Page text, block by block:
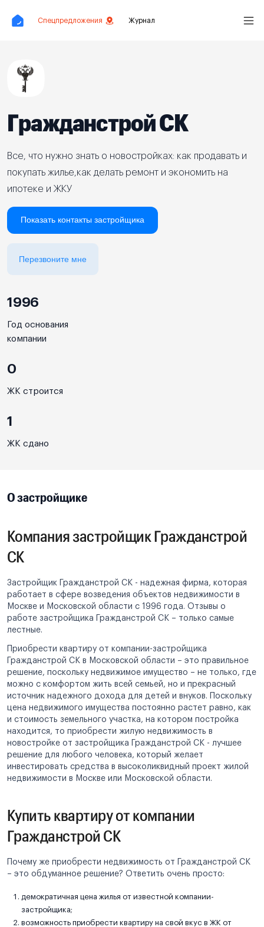
Спецпредложения Журнал
Гражданстрой СК
Все, что нужно знать о новостройках: как продавать и
покупать жилье,как делать ремонт и экономить на
ипотеке и ЖКУ
Показать контакты застройщика
Перезвоните мне
1996
Год основания
компании
0
ЖК строится
1
ЖК сдано
О застройщике
Компания застройщик Гражданстрой
СК
Застройщик Гражданстрой СК - надежная фирма, которая
работает в сфере возведения объектов недвижимости в
Москве и Московской области с 1996 года. Отзывы о
работе застройщика Гражданстрой СК – только самые
лестные.
Приобрести квартиру от компании-застройщика
Гражданстрой СК в Московской области – это правильное
решение, поскольку недвижимое имущество – не только, где
можно с комфортом жить всей семьей, но и прекрасный
источник надежного дохода для детей и внуков. Поскольку
цена недвижимого имущества постоянно растет равно, как
и стоимость земельного участка, на котором постройка
находится, то приобрести жилую недвижимость в
новостройке от застройщика Гражданстрой СК - лучшее
решение для любого человека, который желает
инвестировать средства в высоколиквидный проект жилой
недвижимости в Москве или Московской области.
Купить квартиру от компании
Гражданстрой СК
Почему же приобрести недвижимость от Гражданстрой СК
– это обдуманное решение? Ответить очень просто:
демократичная цена жилья от известной компании-
застройщика;
возможность приобрести квартиру на свой вкус в ЖК от